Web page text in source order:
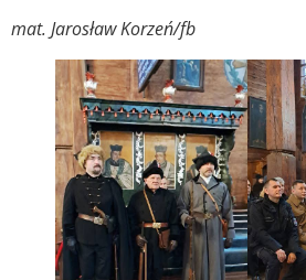
mat. Jarosław Korzeń/fb